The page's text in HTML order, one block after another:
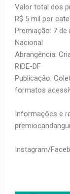
Valor total dos
R$ 5 mil por
Premiação: 7
Nacional
Abrangência:
RIDE-DF
Publicação:
formatos
Informações e
Instagram/